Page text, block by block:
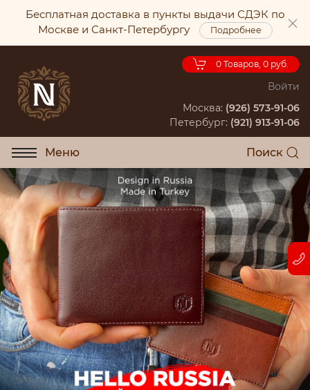
Бесплатная доставка в пункты выдачи СДЭК по
Москве и Санкт-Петербургу
Подробнее
0 Товаров, 0 руб.
Войти
Москва: (926) 573-91-06
Петербург: (921) 913-91-06
Поиск
Меню